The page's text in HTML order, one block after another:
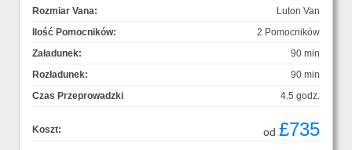
Rozmiar Vana:
Luton Van
Ilość Pomocników:
2 Pomocników
Załadunek:
90 min
Rozładunek:
90 min
Czas Przeprowadzki
4.5 godz.
Koszt: od £735